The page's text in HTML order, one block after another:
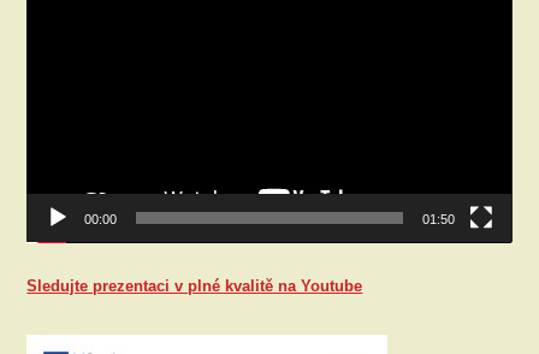
00:00 01:50
Sledujte prezentaci v plné kvalitě na Youtube